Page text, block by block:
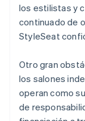
los estilistas y
continuado de
StyleSeat
Otro gran
los salones
operan como
de